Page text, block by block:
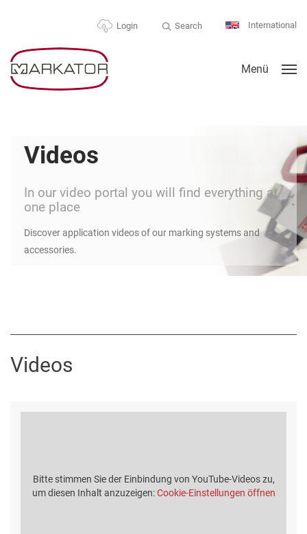
Login Search International
Menü
Videos
In our video portal you will find everything at
one place
Discover application videos of our marking systems and
accessories.
Videos
Bitte stimmen Sie der Einbindung von YouTube-Videos zu,
um diesen Inhalt anzuzeigen:Cookie-Einstellungen öffnen